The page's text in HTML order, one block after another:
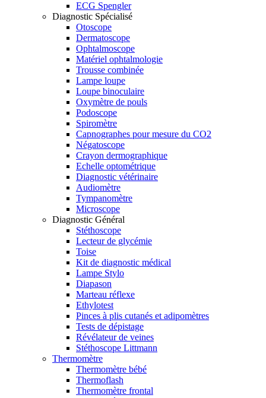
ECG Spengler
Diagnostic Spécialisé
Otoscope
Dermatoscope
Ophtalmoscope
Matériel ophtalmologie
Trousse combinée
Lampe loupe
Loupe binoculaire
Oxymètre de pouls
Podoscope
Spiromètre
Capnographes pour mesure du CO2
Négatoscope
Crayon dermographique
Echelle optométrique
Diagnostic vétérinaire
Audiomètre
Tympanomètre
Microscope
Diagnostic Général
Stéthoscope
Lecteur de glycémie
Toise
Kit de diagnostic médical
Lampe Stylo
Diapason
Marteau réflexe
Ethylotest
Pinces à plis cutanés et adipomètres
Tests de dépistage
Révélateur de veines
Stéthoscope Littmann
Thermomètre
Thermomètre bébé
Thermoflash
Thermomètre frontal